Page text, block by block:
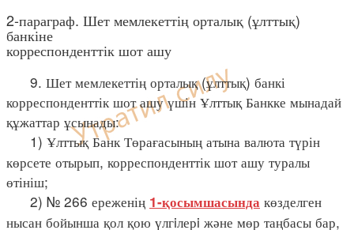
2-параграф. Шет мемлекеттің орталық (ұлттық)
банкіне
корреспонденттік шот ашу
9. Шет мемлекеттің орталық (ұлттық) банкі
корреспонденттік шот ашу үшін Ұлттық Банкке мынадай
құжаттар ұсынады:
1) Ұлттық Банк Төрағасының атына валюта түрін
көрсете отырып, корреспонденттік шот ашу туралы
өтініш;
2) № 266 ереженің 1-қосымшасында көзделген
нысан бойынша қол қою үлгiлерi және мөр таңбасы бар,